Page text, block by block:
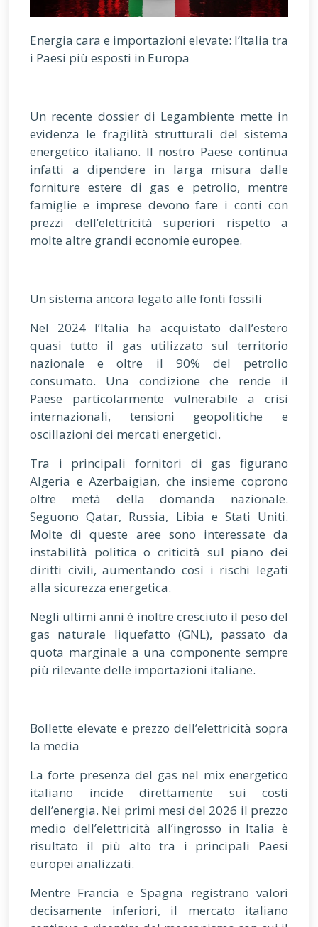
Energia cara e importazioni elevate: l’Italia tra
i Paesi più esposti in Europa
Un recente dossier di Legambiente mette in
evidenza le fragilità strutturali del sistema
energetico italiano. Il nostro Paese continua
infatti a dipendere in larga misura dalle
forniture estere di gas e petrolio, mentre
famiglie e imprese devono fare i conti con
prezzi dell’elettricità superiori rispetto a
molte altre grandi economie europee.
Un sistema ancora legato alle fonti fossili
Nel 2024 l’Italia ha acquistato dall’estero
quasi tutto il gas utilizzato sul territorio
nazionale e oltre il 90% del petrolio
consumato. Una condizione che rende il
Paese particolarmente vulnerabile a crisi
internazionali, tensioni geopolitiche e
oscillazioni dei mercati energetici.
Tra i principali fornitori di gas figurano
Algeria e Azerbaigian, che insieme coprono
oltre metà della domanda nazionale.
Seguono Qatar, Russia, Libia e Stati Uniti.
Molte di queste aree sono interessate da
instabilità politica o criticità sul piano dei
diritti civili, aumentando così i rischi legati
alla sicurezza energetica.
Negli ultimi anni è inoltre cresciuto il peso del
gas naturale liquefatto (GNL), passato da
quota marginale a una componente sempre
più rilevante delle importazioni italiane.
Bollette elevate e prezzo dell’elettricità sopra
la media
La forte presenza del gas nel mix energetico
italiano incide direttamente sui costi
dell’energia. Nei primi mesi del 2026 il prezzo
medio dell’elettricità all’ingrosso in Italia è
risultato il più alto tra i principali Paesi
europei analizzati.
Mentre Francia e Spagna registrano valori
decisamente inferiori, il mercato italiano